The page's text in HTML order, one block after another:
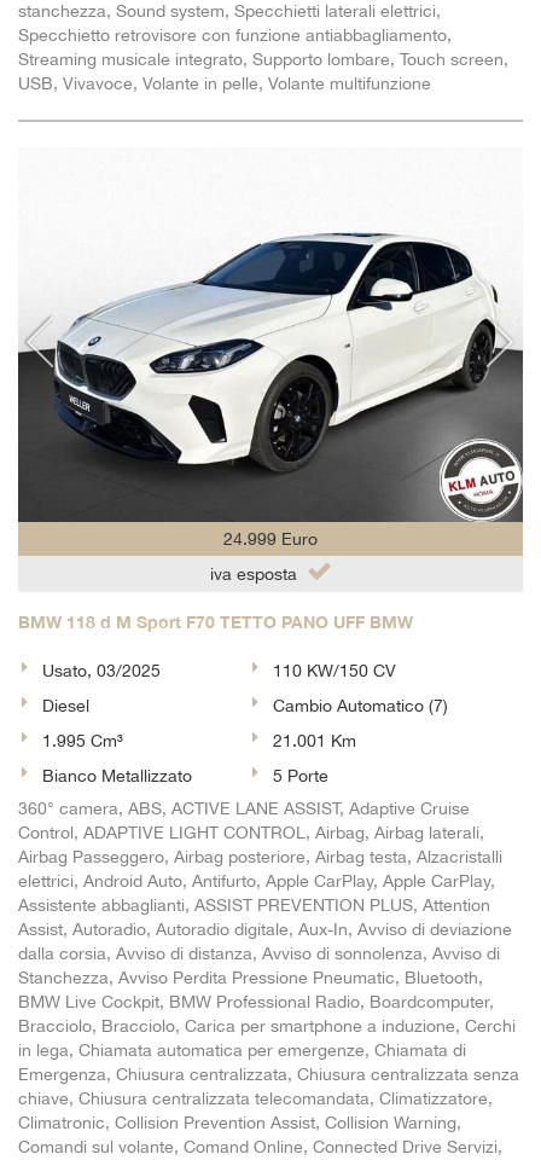
stanchezza, Sound system, Specchietti laterali elettrici,
Specchietto retrovisore con funzione antiabbagliamento,
Streaming musicale integrato, Supporto lombare, Touch screen,
USB, Vivavoce, Volante in pelle, Volante multifunzione
24.999 Euro
iva esposta
BMW 118 d M Sport F70 TETTO PANO UFF BMW
Usato, 03/2025
110 KW/150 CV
Diesel
Cambio Automatico (7)
1.995 Cm³
21.001 Km
Bianco Metallizzato
5 Porte
360° camera, ABS, ACTIVE LANE ASSIST, Adaptive Cruise
Control, ADAPTIVE LIGHT CONTROL, Airbag, Airbag laterali,
Airbag Passeggero, Airbag posteriore, Airbag testa, Alzacristalli
elettrici, Android Auto, Antifurto, Apple CarPlay, Apple CarPlay,
Assistente abbaglianti, ASSIST PREVENTION PLUS, Attention
Assist, Autoradio, Autoradio digitale, Aux-In, Avviso di deviazione
dalla corsia, Avviso di distanza, Avviso di sonnolenza, Avviso di
Stanchezza, Avviso Perdita Pressione Pneumatic, Bluetooth,
BMW Live Cockpit, BMW Professional Radio, Boardcomputer,
Bracciolo, Bracciolo, Carica per smartphone a induzione, Cerchi
in lega, Chiamata automatica per emergenze, Chiamata di
Emergenza, Chiusura centralizzata, Chiusura centralizzata senza
chiave, Chiusura centralizzata telecomandata, Climatizzatore,
Climatronic, Collision Prevention Assist, Collision Warning,
Comandi sul volante, Comand Online, Connected Drive Servizi,